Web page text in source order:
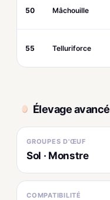
50 Mâchouille
55 Telluriforce
Élevage avancé
GROUPES D'ŒUF
Sol · Monstre
COMPATIBILITÉ